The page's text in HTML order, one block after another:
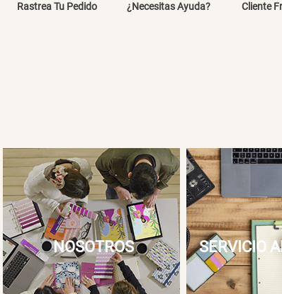
Rastrea Tu Pedido ¿Necesitas Ayuda? Cliente
NOSOTROS SERVICIO